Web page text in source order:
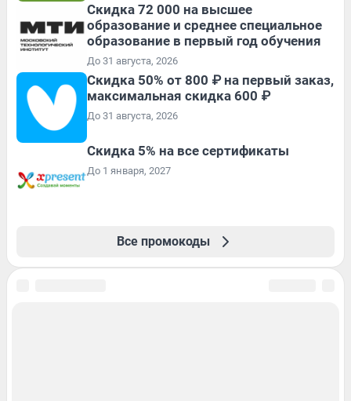
Скидка 72 000 на высшее
образование и среднее специальное
образование в первый год обучения
До 31 августа, 2026
Скидка 50% от 800 ₽ на первый заказ,
максимальная скидка 600 ₽
До 31 августа, 2026
Скидка 5% на все сертификаты
До 1 января, 2027
Все промокоды